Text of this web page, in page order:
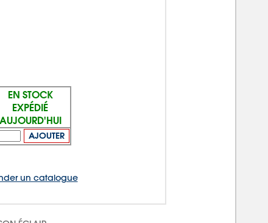
EN STOCK
EXPÉDIÉ
AUJOURD'HUI
AJOUTER
un catalogue